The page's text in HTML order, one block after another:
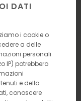
DATI
i cookie o
a delle
personali
IP) potrebbero
e della
conoscere